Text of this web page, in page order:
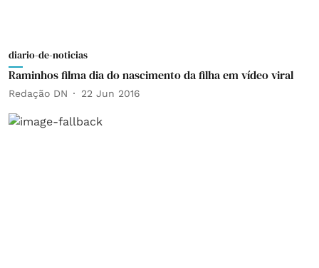
diario-de-noticias
Raminhos filma dia do nascimento da filha em vídeo viral
Redação DN 22 Jun 2016